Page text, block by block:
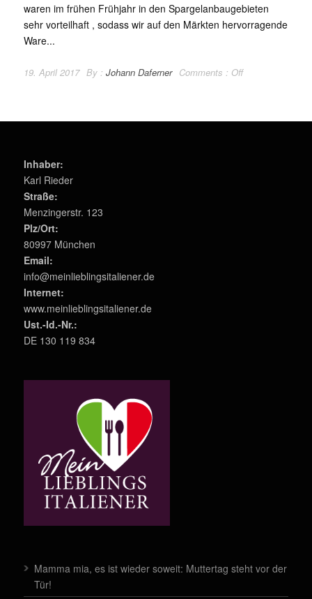
waren im frühen Frühjahr in den Spargelanbaugebieten
sehr vorteilhaft , sodass wir auf den Märkten hervorragende
Ware...
19. April 2017 By : Johann Daferner Comments : Off
Inhaber:
Karl Rieder
Straße:
Menzingerstr. 123
Plz/Ort:
80997 München
Email:
info@meinlieblingsitaliener.de
Internet:
www.meinlieblingsitaliener.de
Ust.-Id.-Nr.:
DE 130 119 834
Mamma mia, es ist wieder soweit: Muttertag steht vor der
Tür!